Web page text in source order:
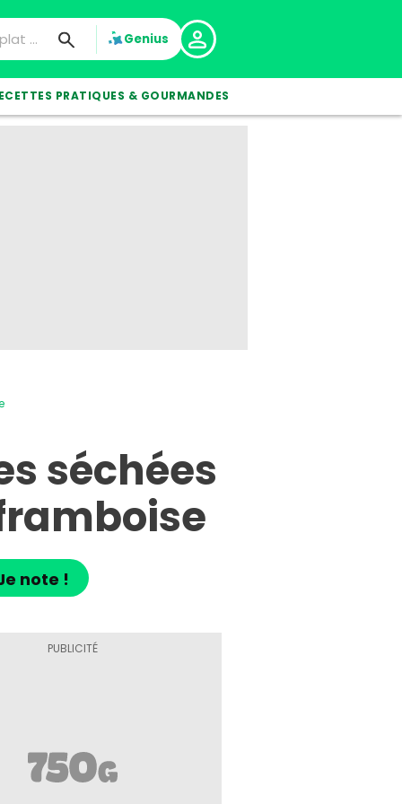
Genius
PRATIQUES & GOURMANDES
séchées
note !